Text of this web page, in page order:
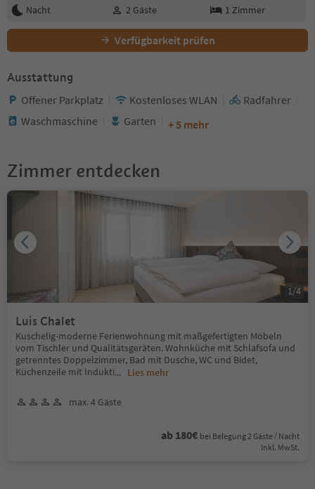
Nacht
2 Gäste 1 Zimmer
Verfügbarkeit prüfen
Ausstattung
Offener Parkplatz Kostenloses WLAN
Radfahrer
Waschmaschine
Garten + 5 mehr
Zimmer entdecken
Luis Chalet
Kuschelig-moderne Ferienwohnung mit maßgefertigten Möbeln
vom Tischler und Qualitätsgeräten. Wohnküche mit Schlafsofa und
getrenntes Doppelzimmer, Bad mit Dusche, WC und Bidet,
Küchenzeile mit Indukti... Lies mehr
max. 4 Gäste
ab 180€ bei Belegung 2 Gäste / Nacht
Inkl. MwSt.
1 /4